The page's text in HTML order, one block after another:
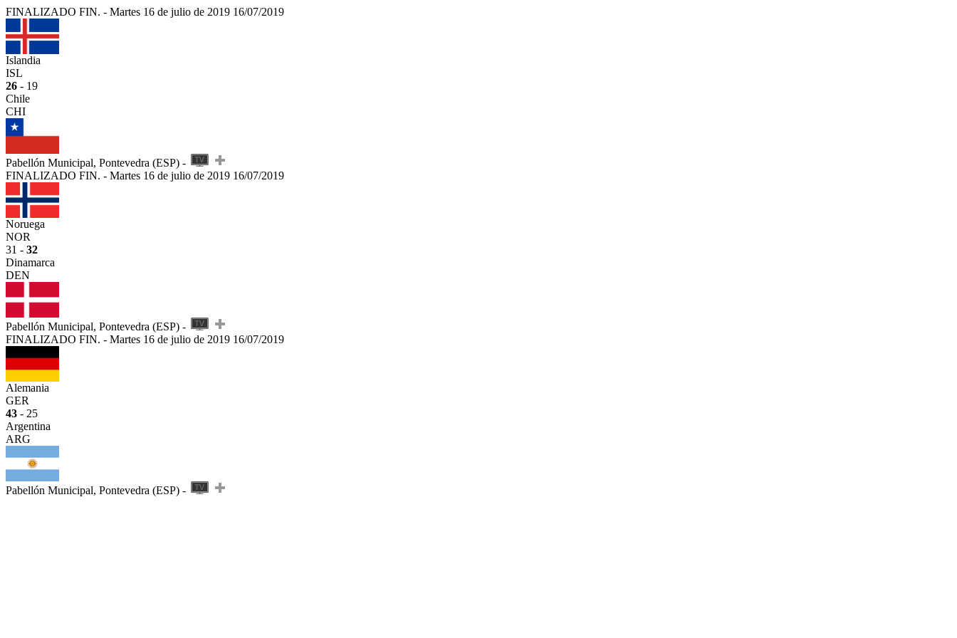
FINALIZADO FIN. - Martes 16 de julio de 2019 16/07/2019
Islandia
ISL
26 - 19
Chile
CHI
Pabellón Municipal, Pontevedra (ESP) -
FINALIZADO FIN. - Martes 16 de julio de 2019 16/07/2019
Noruega
NOR
31 - 32
Dinamarca
DEN
Pabellón Municipal, Pontevedra (ESP) -
FINALIZADO FIN. - Martes 16 de julio de 2019 16/07/2019
Alemania
GER
43 - 25
Argentina
ARG
Pabellón Municipal, Pontevedra (ESP) -